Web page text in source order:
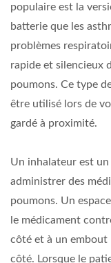
populaire est la
batterie que les
problèmes
rapide et silencieux
poumons. Ce type
être utilisé lors de
gardé à proximité.
Un inhalateur est
administrer des
poumons. Un
le médicament
côté et à un embout
côté. Lorsque le